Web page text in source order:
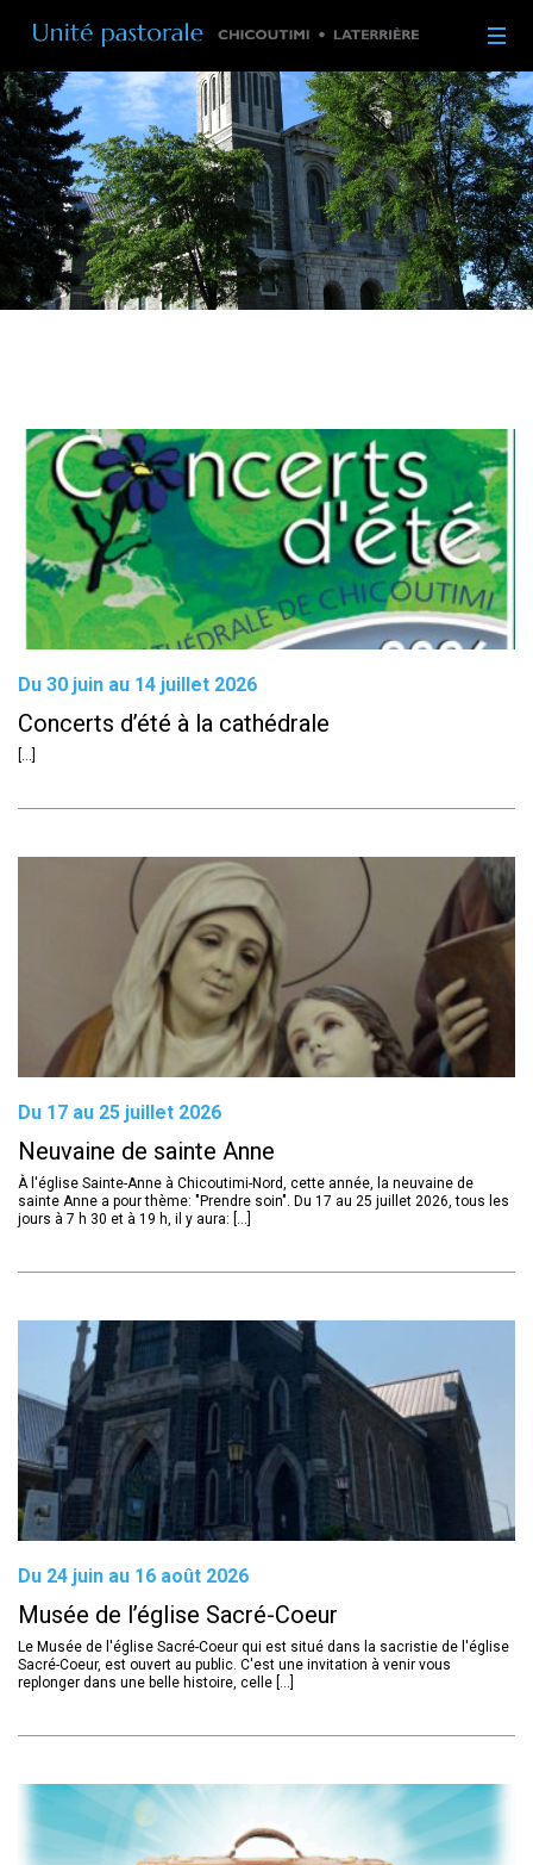
Du 30 juin au 14 juillet 2026
Concerts d’été à la cathédrale
[...]
Du 17 au 25 juillet 2026
Neuvaine de sainte Anne
À l'église Sainte-Anne à Chicoutimi-Nord, cette année, la neuvaine de
sainte Anne a pour thème: "Prendre soin". Du 17 au 25 juillet 2026, tous les
jours à 7 h 30 et à 19 h, il y aura: [...]
Du 24 juin au 16 août 2026
Musée de l’église Sacré-Coeur
Le Musée de l'église Sacré-Coeur qui est situé dans la sacristie de l'église
Sacré-Coeur, est ouvert au public. C'est une invitation à venir vous
replonger dans une belle histoire, celle [...]